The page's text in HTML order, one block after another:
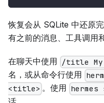
恢复会从 SQLite 中还原
有之前的消息、工具调用
在聊天中使用 /title My
名，或从命令行使用
<title> 。使用